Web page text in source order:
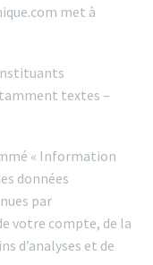
met à
textes –
« Information
données
par
votre compte, de la
d’analyses et de